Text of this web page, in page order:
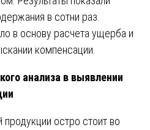
в сотни раз.
в основу расчета ущерба и
компенсации.
анализа в выявлении
остро стоит во